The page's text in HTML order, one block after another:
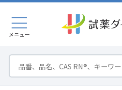
メニュー